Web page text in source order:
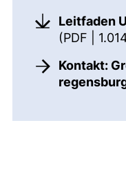
Leitfaden
(PDF |
Kontakt: